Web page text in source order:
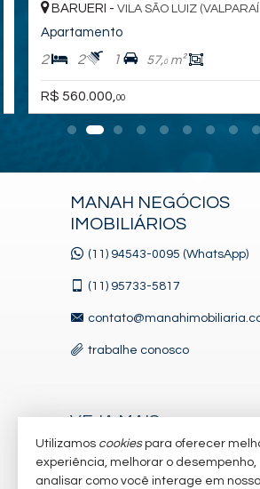
BARUERI - VILA SÃO LUIZ
Apartamento
2 2 1 57,0m²
R$ 560.000, 00
MANAH NEGÓCIOS
IMOBILIÁRIOS
(11) 94543-0095 (WhatsApp)
(11) 95733-5817
trabalhe conosco
VEJA MAIS
receba nosso newsletter
cadastre seu imóvel
Utilizamos cookiespara oferecer
experiência, melhorar o desempenho,
analisar como você interage em